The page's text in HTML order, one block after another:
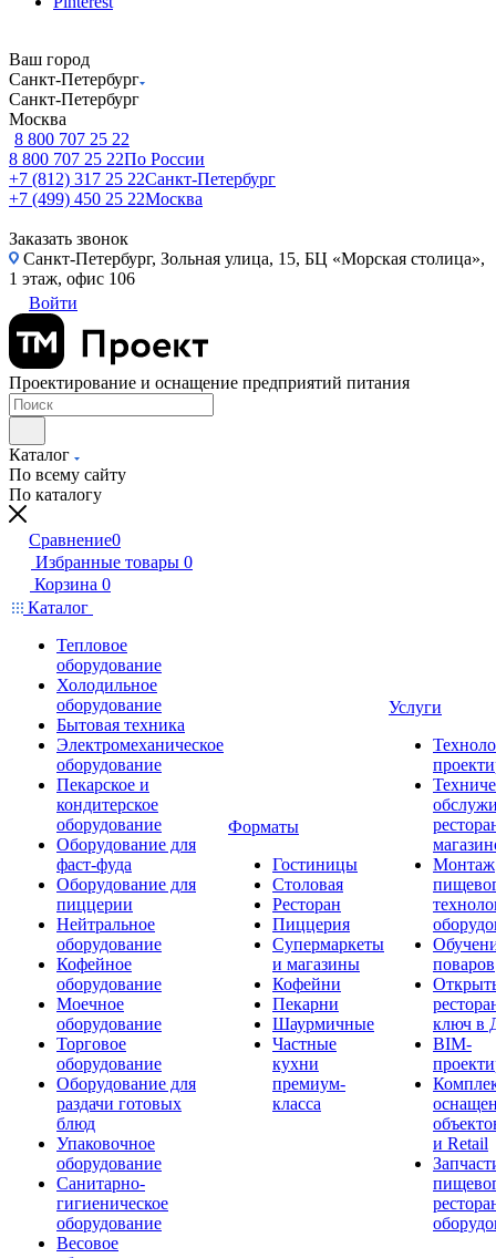
Ваш город
Санкт-Петербург
Санкт-Петербург
Москва
8 800 707 25 22
8 800 707 25 22По России
+7 (812) 317 25 22Санкт-Петербург
+7 (499) 450 25 22Москва
Заказать звонок
Санкт-Петербург, Зольная улица, 15, БЦ «Морская столица»,
1 этаж, офис 106
Войти
Проектирование и оснащение предприятий питания
Каталог
По всему сайту
По каталогу
Сравнение0
Избранные товары 0
Корзина 0
Каталог
Тепловое
оборудование
Холодильное
оборудование
Бытовая техника
Электромеханическое
оборудование
Пекарское и
кондитерское
оборудование
Оборудование для
фаст-фуда
Оборудование для
пиццерии
Нейтральное
оборудование
Кофейное
оборудование
Моечное
оборудование
Торговое
оборудование
Оборудование для
раздачи готовых
блюд
Упаковочное
оборудование
Санитарно-
гигиеническое
оборудование
Весовое
Форматы
Гостиницы
Столовая
Ресторан
Пиццерия
Супермаркеты
и магазины
Кофейни
Пекарни
Шаурмичные
Частные
кухни
премиум-
класса
Услуги
Монтаж
поваров
ключ в
BIM-
и Retail